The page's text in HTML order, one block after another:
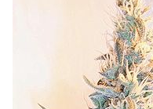
PROMOCJE 1+1